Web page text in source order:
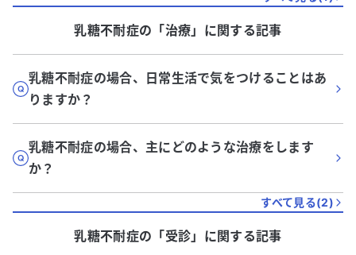
乳糖不耐症の「治療」に関する記事
乳糖不耐症の場合、日常生活で気をつけることはあ
りますか？
乳糖不耐症の場合、主にどのような治療をします
か？
すべて見る(2)
乳糖不耐症の「受診」に関する記事